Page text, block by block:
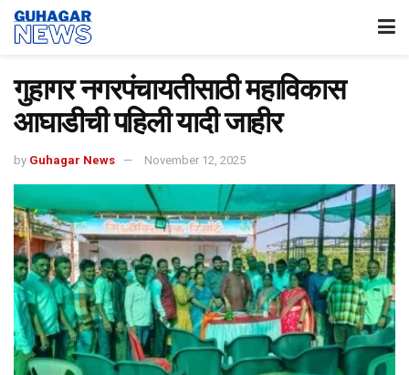
गुहागर नगरपंचायतीसाठी महाविकास
आघाडीची पहिली यादी जाहीर
by Guhagar News November 12, 2025